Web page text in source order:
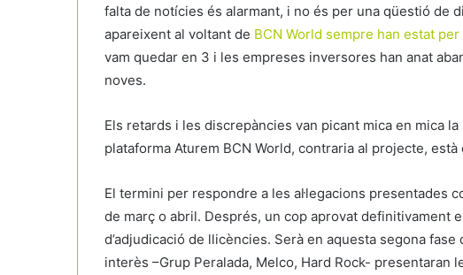
falta de notícies és alarmant, i no és per una qüestió de
apareixent al voltant de BCN World sempre han estat
vam quedar en 3 i les empreses inversores han anat
noves.
Els retards i les discrepàncies van picant mica en mica
plataforma Aturem BCN World, contraria al projecte,
El termini per respondre a les al·legacions presentades
de març o abril. Després, un cop aprovat definitivament
d’adjudicació de llicències. Serà en aquesta segona
interès –Grup Peralada, Melco, Hard Rock- presentaran